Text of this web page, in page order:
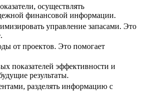
осуществлять
финансовой информации.
управление запасами. Это
от проектов. Это помогает
показателей эффективности и
результаты.
разделять информацию с